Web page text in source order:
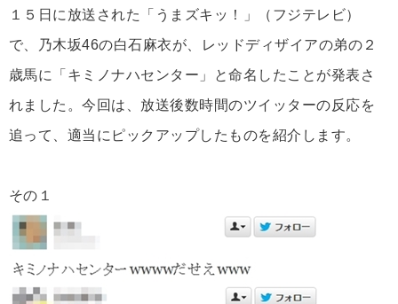
１５日に放送された「うまズキッ！」（フジテレビ）
で、乃木坂46の白石麻衣が、レッドディザイアの弟の２
歳馬に「キミノナハセンター」と命名したことが発表さ
れました。今回は、放送後数時間のツイッターの反応を
追って、適当にピックアップしたものを紹介します。
その１